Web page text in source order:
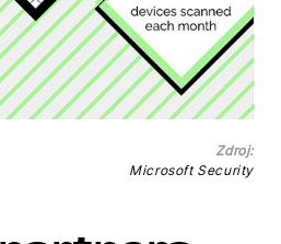
Zdroj:
Microsoft Security